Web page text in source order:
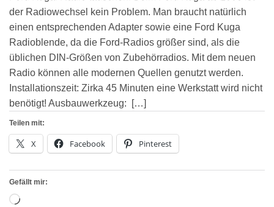
der Radiowechsel kein Problem. Man braucht natürlich
einen entsprechenden Adapter sowie eine Ford Kuga
Radioblende, da die Ford-Radios größer sind, als die
üblichen DIN-Größen von Zubehörradios. Mit dem neuen
Radio können alle modernen Quellen genutzt werden.
Installationszeit: Zirka 45 Minuten eine Werkstatt wird nicht
benötigt! Ausbauwerkzeug: […]
Teilen mit:
X Facebook Pinterest
Gefällt mir:
Wird